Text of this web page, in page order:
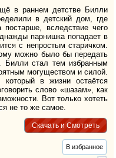
в раннем детстве Билли
в детский дом, где
вследствие чего
парнишка попадает в
с непростым старичком.
можно было бы передать
Билли стал тем избранным
могуществом и силой.
который в жизни остаётся
слово «шазам», как
Вот только хотеть
не то же самое.
Скачать и Смотреть
В избранное